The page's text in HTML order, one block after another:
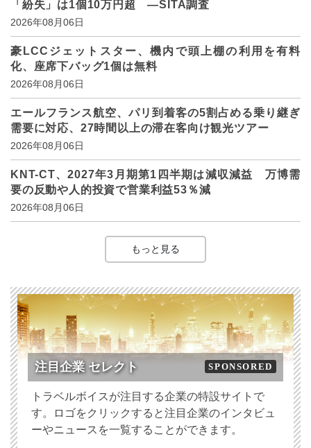
「紛失」は1個10万円超 ―SITA調査
2026年08月06日
豪LCCジェットスター、機内で頭上棚の利用を有料
化、座席下バッグ1個は無料
2026年08月06日
エールフランス航空、パリ到着客の5割占める乗り継ぎ
需要に対応、27時間以上の滞在客向け観光ツアー
2026年08月06日
KNT-CT、2027年3月期第1四半期は減収減益 万博需
要の反動や人的投資で営業利益53％減
2026年08月06日
もっと見る
注目企業 セレクト SPONSORED
トラベルボイスが注目する企業の特設サイトで
す。ロゴをクリックすると注目企業のインタビュ
ーやニュースを一覧することができます。